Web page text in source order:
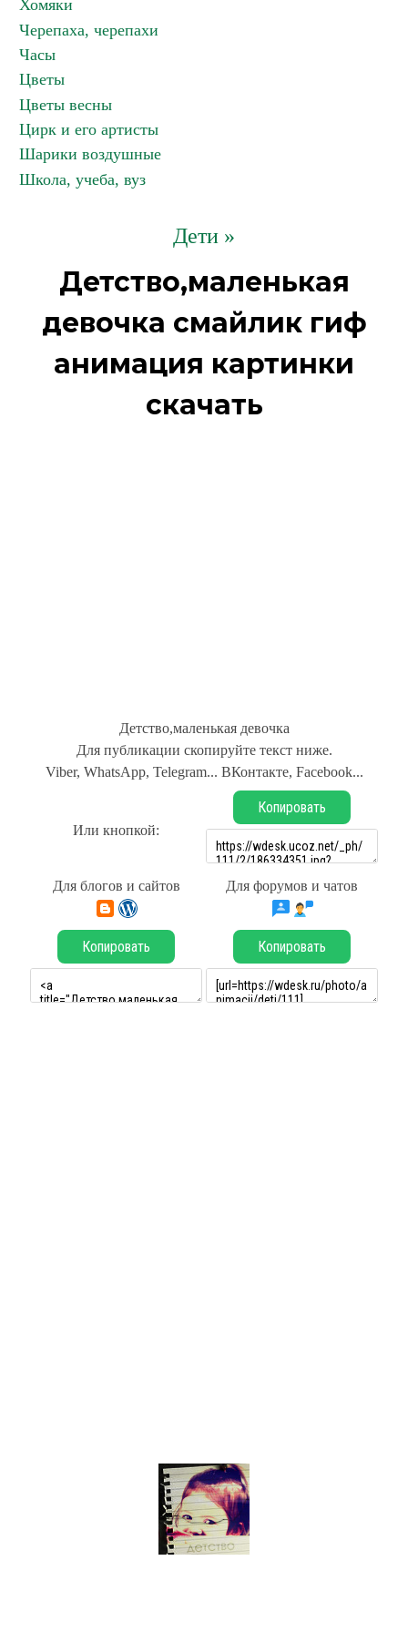
Хомяки
Черепаха, черепахи
Часы
Цветы
Цветы весны
Цирк и его артисты
Шарики воздушные
Школа, учеба, вуз
Дети »
Детство,маленькая
девочка смайлик гиф
анимация картинки
скачать
Детство,маленькая девочка
Для публикации скопируйте текст ниже.
Viber, WhatsApp, Telegram... ВКонтакте, Facebook...
Или кнопкой:
Копировать
Для блогов и сайтов Для форумов и чатов
Копировать Копировать